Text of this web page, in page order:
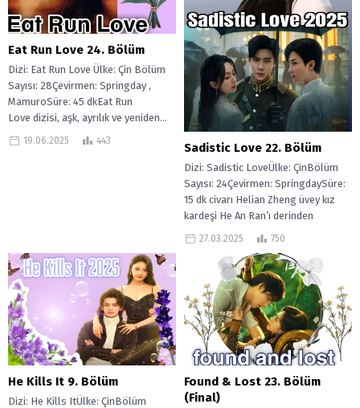
Eat Run Love 24. Bölüm
Dizi: Eat Run Love Ülke: Çin Bölüm
Sayısı: 28Çevirmen: Springday ,
MamuroSüre: 45 dkEat Run
Love dizisi, aşk, ayrılık ve yeniden...
19.06.2025 443
Sadistic Love 22. Bölüm
Dizi: Sadistic LoveÜlke: ÇinBölüm
Sayısı: 24Çevirmen: SpringdaySüre:
15 dk civarı Helian Zheng üvey kız
kardeşi He An Ran’ı derinden
sevmiş,...
27.03.2025 750
He Kills It 9. Bölüm
Dizi: He Kills ItÜlke: ÇinBölüm
Found & Lost 23. Bölüm
(Final)